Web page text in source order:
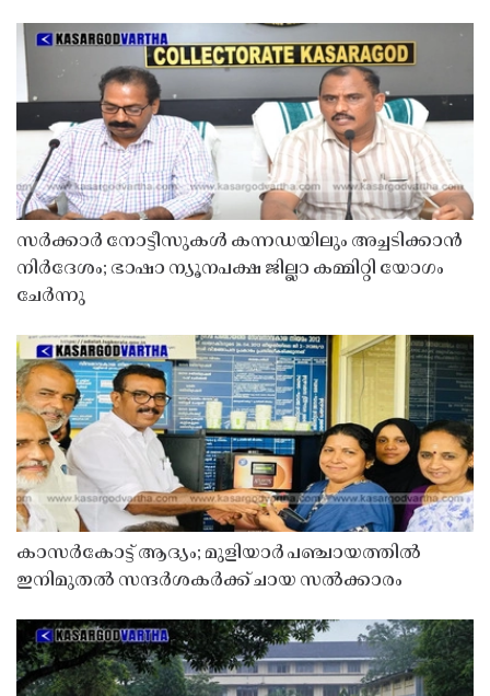
സർക്കാർ നോട്ടീസുകൾ കന്നഡയിലും അച്ചടിക്കാൻ
നിർദേശം; ഭാഷാ ന്യൂനപക്ഷ ജില്ലാ കമ്മിറ്റി യോഗം
ചേർന്നു
കാസർകോട്ട് ആദ്യം; മുളിയാർ പഞ്ചായത്തിൽ
ഇനിമുതൽ സന്ദർശകർക്ക് ചായ സൽക്കാരം